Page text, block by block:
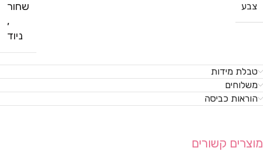
צבע
שחור
,
ניוד
טבלת מידות
משלוחים
הוראות כביסה
מוצרים קשורים